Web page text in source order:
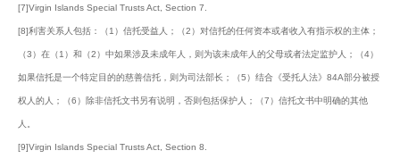
[7]Virgin Islands Special Trusts Act, Section 7.
[8]利害关系人包括：（1）信托受益人；（2）对信托的任何资本或者收入有指示权的主体；
（3）在（1）和（2）中如果涉及未成年人，则为该未成年人的父母或者法定监护人；（4）
如果信托是一个特定目的的慈善信托，则为司法部长；（5）结合《受托人法》84A部分被授
权人的人；（6）除非信托文书另有说明，否则包括保护人；（7）信托文书中明确的其他
人。
[9]Virgin Islands Special Trusts Act, Section 8.